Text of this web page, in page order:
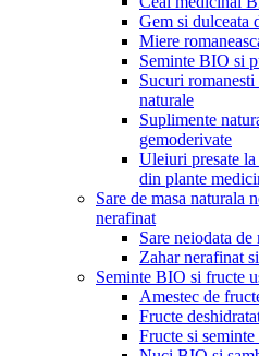
Gem si dulceata
Miere
Seminte BIO si
Sucuri
naturale
Suplimente
gemoderivate
Uleiuri presate
din plante
Sare de masa naturala
nerafinat
Sare neiodata
Zahar nerafinat
Seminte BIO si fructe
Amestec de
Fructe
Fructe si